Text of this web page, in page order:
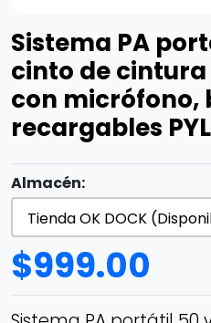
Sistema PA
cinto de
con micrófono,
recargables
Almacén:
$999.00